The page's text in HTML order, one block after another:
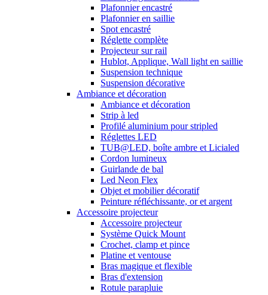
Plafonnier encastré
Plafonnier en saillie
Spot encastré
Réglette complète
Projecteur sur rail
Hublot, Applique, Wall light en saillie
Suspension technique
Suspension décorative
Ambiance et décoration
Ambiance et décoration
Strip à led
Profilé aluminium pour stripled
Réglettes LED
TUB@LED, boîte ambre et Licialed
Cordon lumineux
Guirlande de bal
Led Neon Flex
Objet et mobilier décoratif
Peinture réfléchissante, or et argent
Accessoire projecteur
Accessoire projecteur
Système Quick Mount
Crochet, clamp et pince
Platine et ventouse
Bras magique et flexible
Bras d'extension
Rotule parapluie